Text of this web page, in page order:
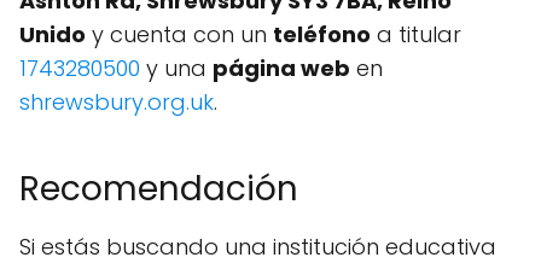
Unido y cuenta con un teléfono a titular
1743280500 y una página web en
shrewsbury.org.uk.
Recomendación
Si estás buscando una institución educativa